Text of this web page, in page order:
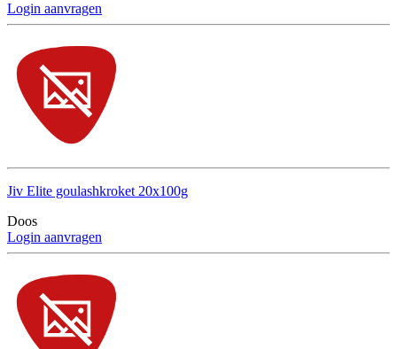
Login aanvragen
Jiv Elite goulashkroket 20x100g
Doos
Login aanvragen